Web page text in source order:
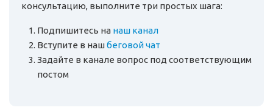
консультацию, выполните три простых шага:
Подпишитесь на наш канал
Вступите в нашбеговой чат
Задайте в канале вопрос под соответствующим
постом